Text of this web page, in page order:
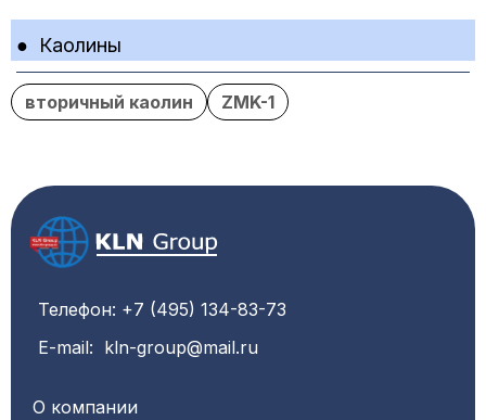
● Каолины
вторичный каолин ZMK-1
Телефон: +7 (495) 134-83-73
E-mail: kln-group@mail.ru
О компании